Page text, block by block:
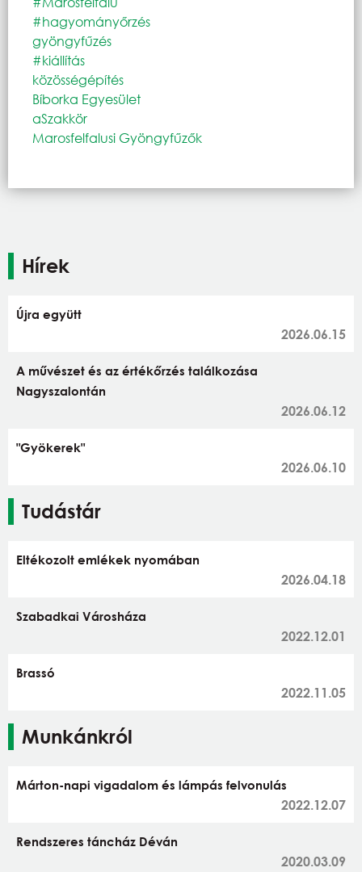
#hagyományőrzés
gyöngyfűzés
#kiállítás
közösségépítés
Bíborka Egyesület
aSzakkör
Marosfelfalusi Gyöngyfűzők
Hírek
Újra együtt
2026.06.15
A művészet és az értékőrzés találkozása
Nagyszalontán
2026.06.12
"Gyökerek"
2026.06.10
Tudástár
Eltékozolt emlékek nyomában
2026.04.18
Szabadkai Városháza
2022.12.01
Brassó
2022.11.05
Munkánkról
Márton-napi vigadalom és lámpás felvonulás
2022.12.07
Rendszeres táncház Déván
2020.03.09